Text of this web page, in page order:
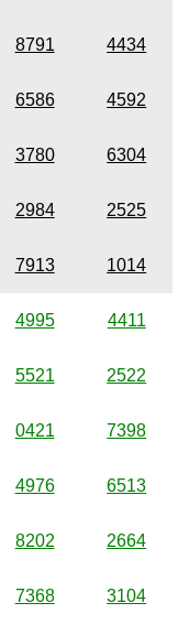
8791 4434
6586 4592
3780 6304
2984 2525
7913 1014
4995 4411
5521 2522
0421 7398
4976 6513
8202 2664
7368 3104